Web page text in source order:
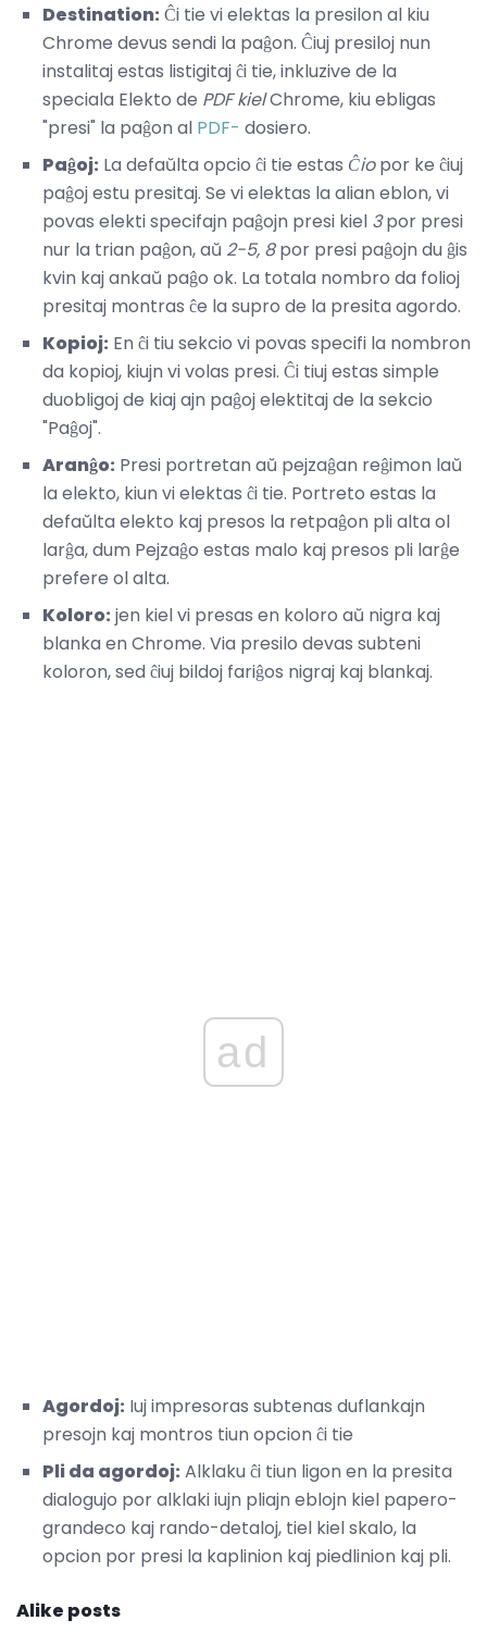
Destination: Ĉi tie vi elektas la presilon al kiu
Chrome devus sendi la paĝon. Ĉiuj presiloj nun
instalitaj estas listigitaj ĉi tie, inkluzive de la
speciala Elekto de PDF kielChrome, kiu ebligas
"presi" la paĝon al PDF- dosiero.
Paĝoj: La defaŭlta opcio ĉi tie estas Ĉiopor ke ĉiuj
paĝoj estu presitaj. Se vi elektas la alian eblon, vi
povas elekti specifajn paĝojn presi kiel 3por presi
nur la trian paĝon, aŭ 2-5, 8por presi paĝojn du ĝis
kvin kaj ankaŭ paĝo ok. La totala nombro da folioj
presitaj montras ĉe la supro de la presita agordo.
Kopioj: En ĉi tiu sekcio vi povas specifi la nombron
da kopioj, kiujn vi volas presi. Ĉi tiuj estas simple
duobligoj de kiaj ajn paĝoj elektitaj de la sekcio
"Paĝoj".
Aranĝo: Presi portretan aŭ pejzaĝan reĝimon laŭ
la elekto, kiun vi elektas ĉi tie. Portreto estas la
defaŭlta elekto kaj presos la retpaĝon pli alta ol
larĝa, dum Pejzaĝo estas malo kaj presos pli larĝe
prefere ol alta.
Koloro: jen kiel vi presas en koloro aŭ nigra kaj
blanka en Chrome. Via presilo devas subteni
koloron, sed ĉiuj bildoj fariĝos nigraj kaj blankaj.
ad
Agordoj: Iuj impresoras subtenas duflankajn
presojn kaj montros tiun opcion ĉi tie
Pli da agordoj: Alklaku ĉi tiun ligon en la presita
dialogujo por alklaki iujn pliajn eblojn kiel papero-
grandeco kaj rando-detaloj, tiel kiel skalo, la
opcion por presi la kaplinion kaj piedlinion kaj pli.
Alike posts